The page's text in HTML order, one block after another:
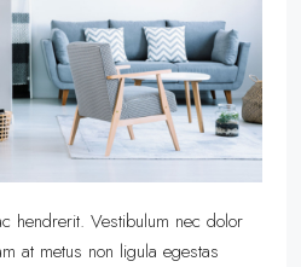
hendrerit. Vestibulum nec dolor
at metus non ligula egestas